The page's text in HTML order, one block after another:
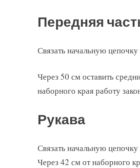
Передняя
Связать начальную
Через 50 см оставить
наборного края работу
Рукава
Связать начальную
Через 42 см от наборного